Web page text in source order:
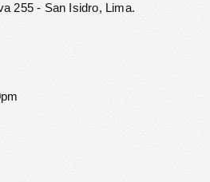
255 - San Isidro, Lima.